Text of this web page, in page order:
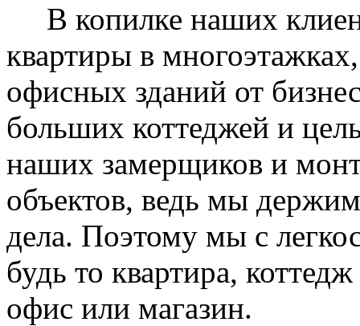
В копилке наших
квартиры в
офисных зданий от
больших коттеджей и
наших замерщиков и
объектов, ведь мы
дела. Поэтому мы с
будь то квартира,
офис или магазин.